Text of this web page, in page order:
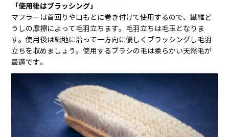
「使用後はブラッシング」
マフラーは首回りや口もとに巻き付けて使用するので、繊維ど
うしの摩擦によって毛羽立ちます。毛羽立ちは毛玉となりま
す。使用後は編地に沿って一方向に優しくブラッシングし毛羽
立ちを収めましょう。使用するブラシの毛は柔らかい天然毛が
最適です。